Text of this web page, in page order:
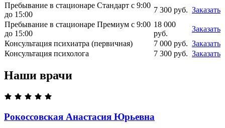
Пребывание в стационаре Стандарт с 9:00
до 15:00
7 300 руб. Заказать
Пребывание в стационаре Премиум с 9:00
до 15:00
18 000
руб.
Заказать
Консультация психиатра (первичная)
7 000 руб. Заказать
Консультация психолога
7 300 руб. Заказать
Наши врачи
Рокоссовская Анастасия Юрьевна